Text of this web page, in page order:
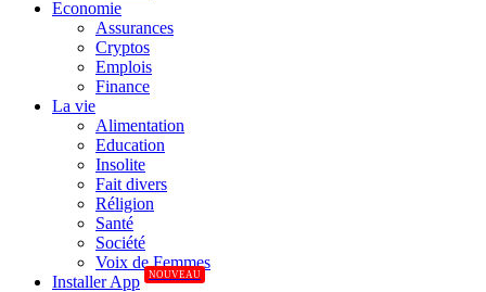
Economie
Assurances
Cryptos
Emplois
Finance
La vie
Alimentation
Education
Insolite
Fait divers
Réligion
Santé
Société
Voix de Femmes
Installer App
NOUVEAU